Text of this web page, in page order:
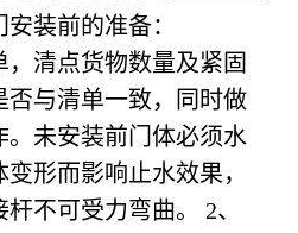
装前的准备：
，清点货物数量及紧固
否与清单一致，同时做
。未安装前门体必须水
形而影响止水效果，
不可受力弯曲。 2、